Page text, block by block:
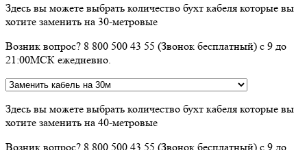
Здесь вы можете выбрать количество бухт кабеля которые вы
хотите заменить на 30-метровые
Возник вопрос? 8 800 500 43 55 (Звонок бесплатный) с 9 до
21:00МСК ежедневно.
Здесь вы можете выбрать количество бухт кабеля которые вы
хотите заменить на 40-метровые
Возник вопрос? 8 800 500 43 55 (Звонок бесплатный) с 9 до